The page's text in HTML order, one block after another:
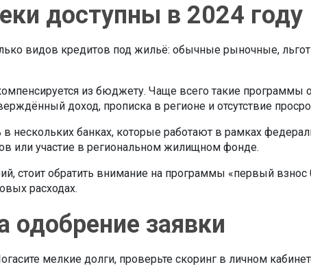
доступны в 2024 году
видов кредитов под жильё: обычные рыночные,
компенсируется из бюджету. Чаще всего такие
доход, прописка в регионе и отсутствие
в нескольких банках, которые работают в рамках
или участие в региональном жилищном фонде.
стоит обратить внимание на программы «первый
расходах.
заявки
мелкие долги, проверьте скоринг в личном